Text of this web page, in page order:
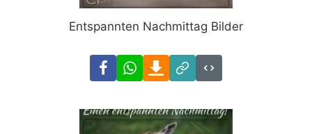
Entspannten Nachmittag Bilder
FacebookWhatsAppDownload
Link
Code